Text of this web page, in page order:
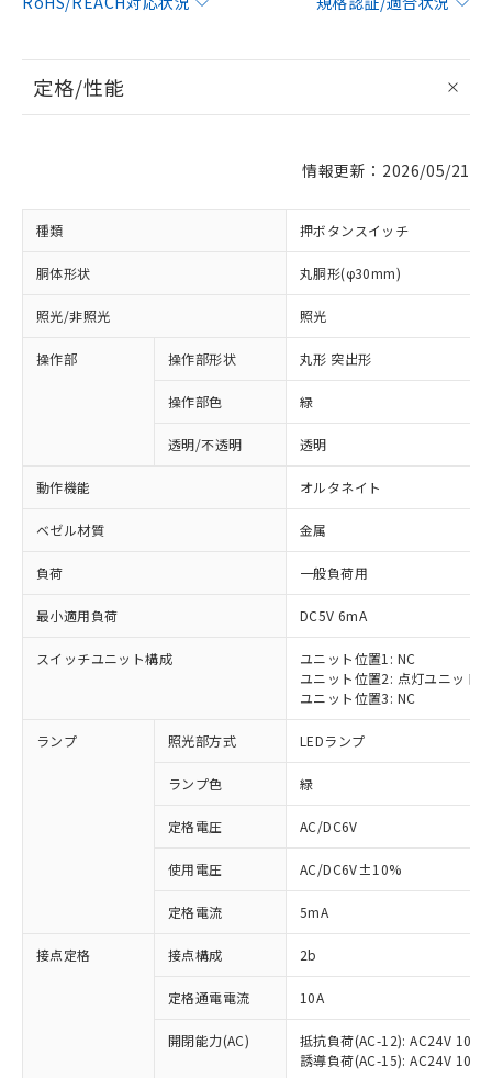
定格/性能
情報更新：2026/05/21
種類 押ボタンスイッチ
胴体形状 丸胴形(φ30mm)
照光/非照光 照光
操作部 操作部形状 丸形 突出形
操作部色 緑
透明/不透明 透明
動作機能 オルタネイト
ベゼル材質 金属
負荷 一般負荷用
最小適用負荷 DC5V 6mA
スイッチユニット構成
ユニット位置1: NC
ユニット位置2: 点灯ユニット
ユニット位置3: NC
ランプ 照光部方式 LEDランプ
ランプ色 緑
定格電圧 AC/DC6V
使用電圧 AC/DC6V±10%
定格電流 5mA
接点定格 接点構成 2b
定格通電電流 10A
開閉能力(AC)
抵抗負荷(AC-12): AC24V 10A/
誘導負荷(AC-15): AC24V
ご利用条件
以下の条件をお読みいただき、同意のうえ
ご利用ください。
本サービスは、当社制御機器事業取扱
商品の当社在庫状況および標準価格
(税抜)を提供させていただくもので
当社制御機器事業取扱商品の中には、
対応済み：EU RoHS指令（10物質）の
非含有に対応した製品が提供可能な商品で
対応予定：EU RoHS指令（10物質）の非含
有に対応した製品に切り替える予定のある
対応予定なし：EU RoHS指令（10物質）の
非含有に非対応の商品で、対応品を出す予
調査・確認中：EU RoHS指令（10物質）の
非含有の対応状況を調査中または確認中の
非該当品：ライセンス料など無形物で、有
害物質有無と関係のない商品です。
仕入先様の事情により、非含有部品として
「○」：最大均質材料含有率が中国RoHSの
基準値以下であることを示します。
「×」：最大均質材料含有率が中国RoHSの